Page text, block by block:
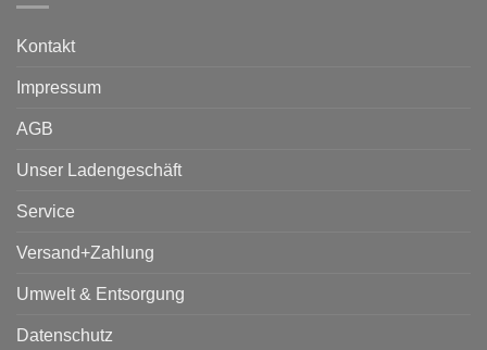
Kontakt
Impressum
AGB
Unser Ladengeschäft
Service
Versand+Zahlung
Umwelt & Entsorgung
Datenschutz